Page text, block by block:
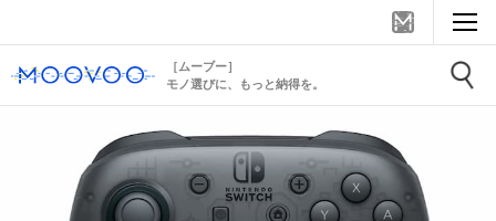
［ムーブー］
モノ選びに、もっと納得を。